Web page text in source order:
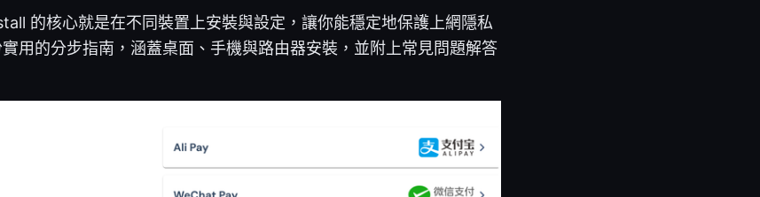
的核心就是在不同裝置上安裝與設定，讓你能穩定地保護上網隱私
用的分步指南，涵蓋桌面、手機與路由器安裝，並附上常見問題解答